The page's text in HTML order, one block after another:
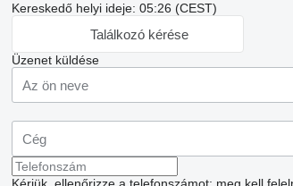
Kereskedő helyi ideje: 05:26 (CEST)
Találkozó kérése
Üzenet küldése